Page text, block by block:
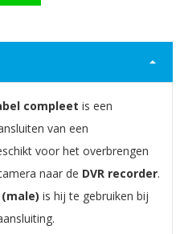
compleet is een
van een
voor het overbrengen
naar de DVR recorder.
is hij te gebruiken bij